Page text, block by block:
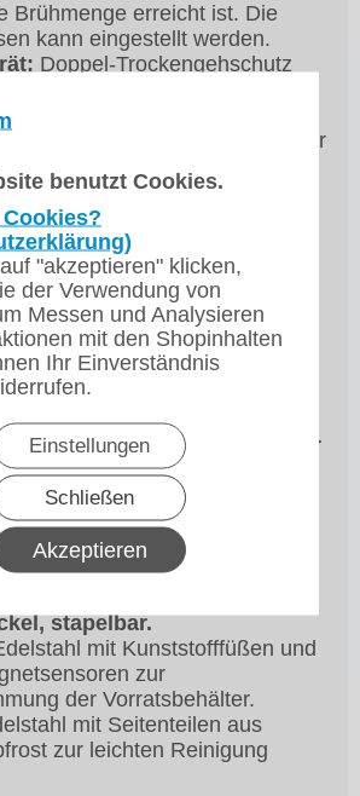
benutzt Cookies.
"akzeptieren" klicken,
der Verwendung von
Messen und Analysieren
mit den Shopinhalten
Ihr Einverständnis
Einstellungen
Schließen
Akzeptieren
Brühmenge erreicht ist. Die
kann eingestellt werden.
Doppel-Trockengehschutz
Temperaturregler, No-Drip
für optionalen s-förmigen
elektronischer
Heizelemente aus CNS.
des Kochpunktes am
in
zwischen 50°C und 3°C
Digitaldisplay für
(Temperatur,
mit integriertem
mit Wasserverteiler zur
des Kaffeemehls und
Tragegriffen.
Typ VHG 20: Doppelwandiger
vorratsbehälter mit
Ein/Aus-Schalter,
Tragegriffen,
Bajonett für optionalen s-
oder Schnellzapfschlauch,
stapelbar.
mit Kunststofffüßen und
zur
der Vorratsbehälter.
mit Seitenteilen aus
zur leichten Reinigung